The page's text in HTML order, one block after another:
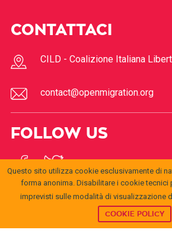
CONTATTACI
CILD - Coalizione Italiana
contact@openmigration.org
FOLLOW US
openmigration.orgbyCILDis licensed under a
Questo sito utilizza cookie esclusivamente di
forma anonima. Disabilitare i cookie tecnici
imprevisti sulle modalità di visualizzazione
COOKIE POLICY